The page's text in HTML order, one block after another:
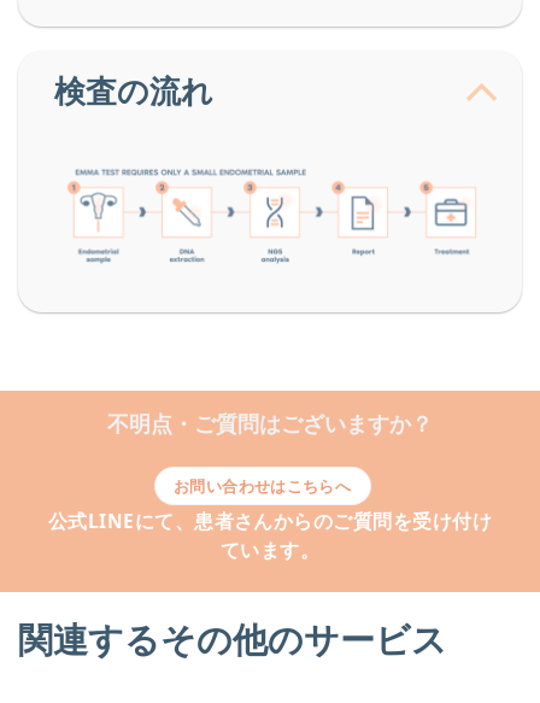
検査の流れ
不明点・ご質問はございますか？
お問い合わせはこちらへ
公式LINEにて、患者さんからのご質問を受け付け
ています。
関連するその他のサービス